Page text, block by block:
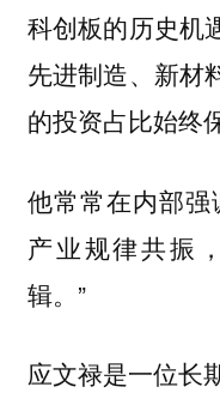
科创板的历史机
先进制造、新材
的投资占比始终
他常常在内部强
产业规律共振
辑。”
应文禄是一位长